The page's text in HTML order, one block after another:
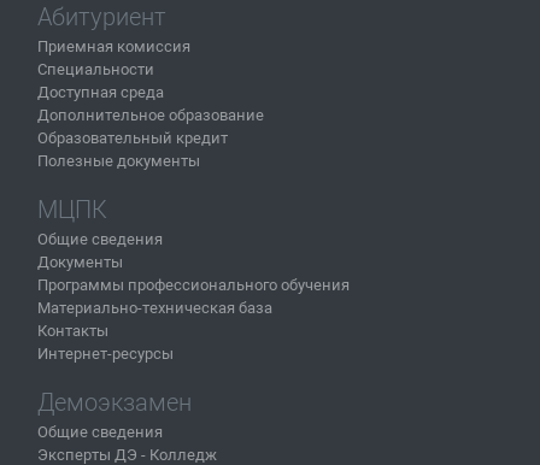
Абитуриент
Приемная комиссия
Специальности
Доступная среда
Дополнительное образование
Образовательный кредит
Полезные документы
МЦПК
Общие сведения
Документы
Программы профессионального обучения
Материально-техническая база
Контакты
Интернет-ресурсы
Демоэкзамен
Общие сведения
Эксперты ДЭ - Колледж